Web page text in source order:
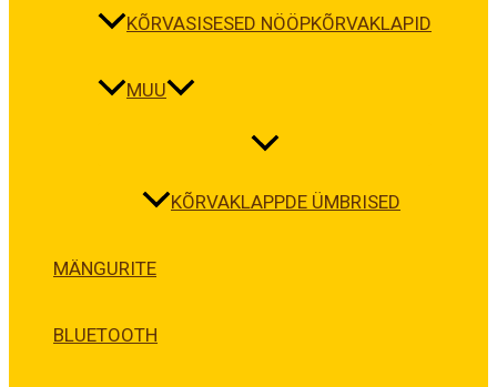
KÕRVASISESED NÖÖPKÕRVAKLAPID
MUU
KÕRVAKLAPPDE ÜMBRISED
MÄNGURITE
BLUETOOTH